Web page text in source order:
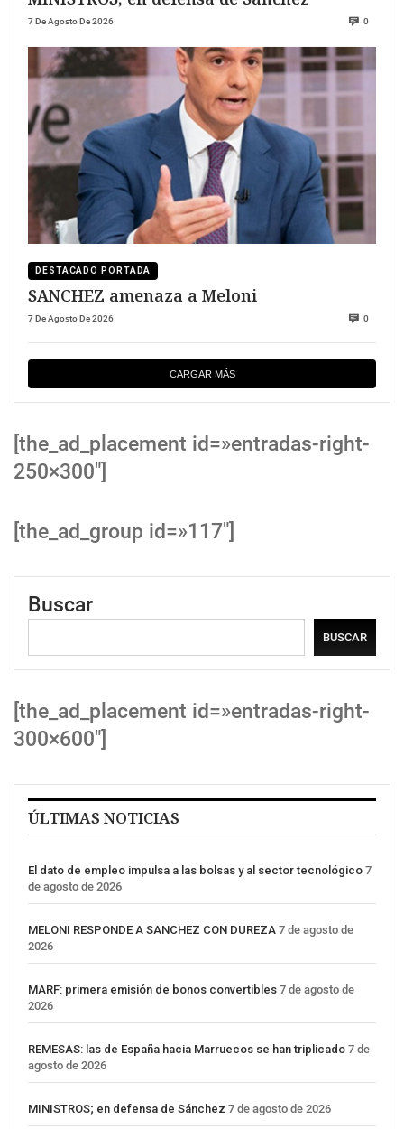
7 De Agosto De 2026 0
DESTACADO PORTADA
SANCHEZ amenaza a Meloni
7 De Agosto De 2026 0
CARGAR MÁS
[the_ad_placement id=»entradas-right-
250×300″]
[the_ad_group id=»117″]
Buscar
BUSCAR
[the_ad_placement id=»entradas-right-
300×600″]
ÚLTIMAS NOTICIAS
El dato de empleo impulsa a las bolsas y al sector tecnológico 7
de agosto de 2026
MELONI RESPONDE A SANCHEZ CON DUREZA 7 de agosto de
2026
MARF: primera emisión de bonos convertibles 7 de agosto de
2026
REMESAS: las de España hacia Marruecos se han triplicado 7 de
agosto de 2026
MINISTROS; en defensa de Sánchez 7 de agosto de 2026